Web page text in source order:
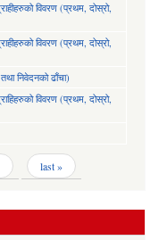
विवरण (प्रथम, दोस्रो,
विवरण (प्रथम, दोस्रो,
निवेदनको ढाँचा)
विवरण (प्रथम, दोस्रो,
last »